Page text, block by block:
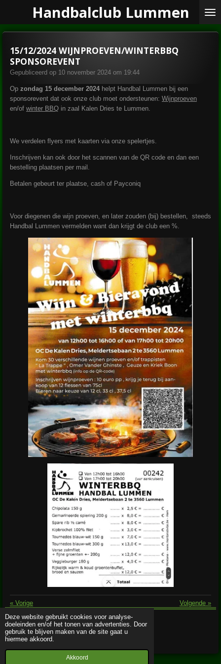
Deze website gebruikt cookies voor analyse-
doeleinden en/of het tonen van advertenties. Door
gebruik te blijven maken van de site gaat u
hiermee akkoord.
Akkoord
hoofdinhoud
Handbalclub Lummen
15/12/2024 WIJNPROEVEN/WINTERBBQ
SPONSOREVENT
Gepubliceerd op 10 november 2024 om 19:44
Op zondag 15 december 2024 helpt Handbal Lummen bij een
sponsorevent dat ook onze club moet ondersteunen: Wijnproeven
en/of winter BBQ in zaal Kalen Dries te Lummen.
We verdelen flyers met kaarten via onze spelertjes.
Inschrijven kan ook door het scannen van de QR code en dan een
bestelling plaatsen per mail.
Betalen gebeurt ter plaatse, cash of Payconiq
Voor diegenen die wijn proeven, en later zouden (bij) bestellen, steeds
Handbal Lummen vermelden want dan krijgt de club een %.
« Vorige Volgende »
© 2019 - 2026 Handbal Lummen
Powered by JouwWeb